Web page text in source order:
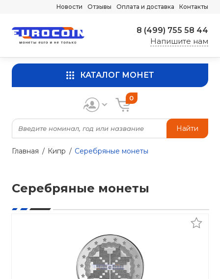
Новости Отзывы Оплата и доставка Контакты
8 (499) 755 58 44
Напишите нам
КАТАЛОГ МОНЕТ
Найти
0
Главная Кипр Серебряные монеты
Серебряные монеты